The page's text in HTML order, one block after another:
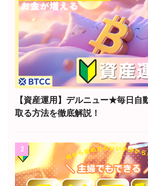
【資産運用】デルニュー★毎日自
取る方法を徹底解説！
2